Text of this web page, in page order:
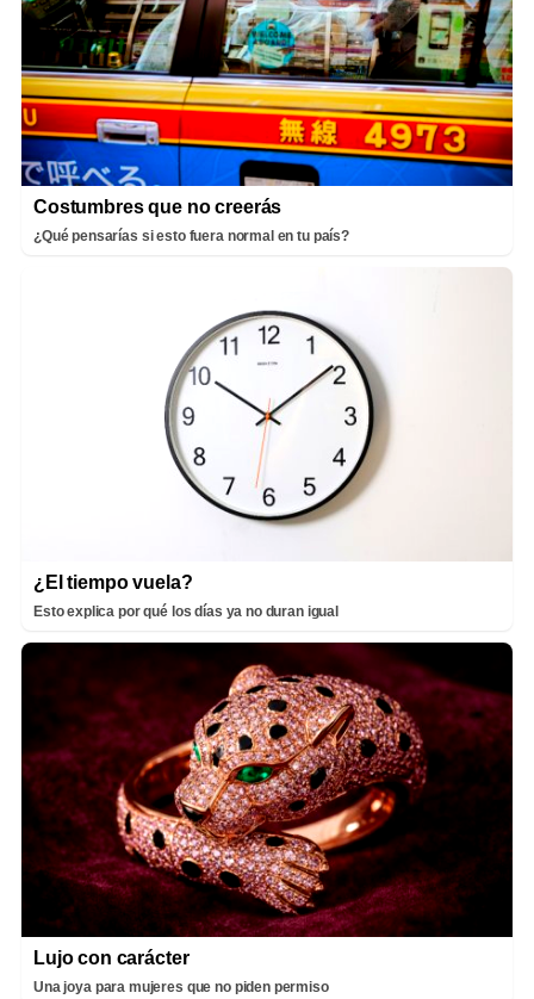
Costumbres que no creerás
¿Qué pensarías si esto fuera normal en tu país?
¿El tiempo vuela?
Esto explica por qué los días ya no duran igual
Lujo con carácter
Una joya para mujeres que no piden permiso